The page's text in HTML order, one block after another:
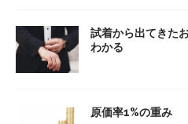
試着から出てきた
わかる
原価率1%の重み